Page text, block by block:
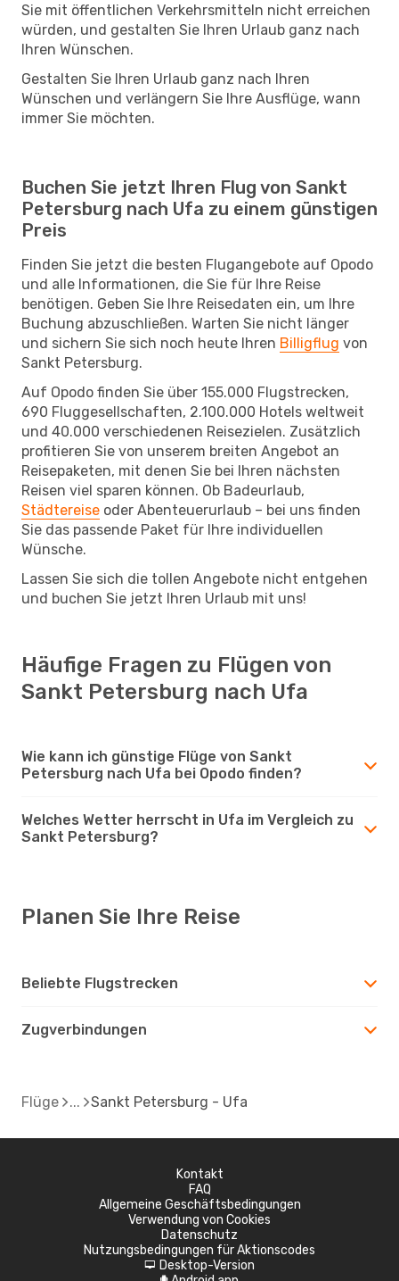
Sie mit öffentlichen Verkehrsmitteln nicht erreichen
würden, und gestalten Sie Ihren Urlaub ganz nach
Ihren Wünschen.
Gestalten Sie Ihren Urlaub ganz nach Ihren
Wünschen und verlängern Sie Ihre Ausflüge, wann
immer Sie möchten.
Buchen Sie jetzt Ihren Flug von Sankt
Petersburg nach Ufa zu einem günstigen
Preis
Finden Sie jetzt die besten Flugangebote auf Opodo
und alle Informationen, die Sie für Ihre Reise
benötigen. Geben Sie Ihre Reisedaten ein, um Ihre
Buchung abzuschließen. Warten Sie nicht länger
und sichern Sie sich noch heute Ihren Billigflug von
Sankt Petersburg.
Auf Opodo finden Sie über 155.000 Flugstrecken,
690 Fluggesellschaften, 2.100.000 Hotels weltweit
und 40.000 verschiedenen Reisezielen. Zusätzlich
profitieren Sie von unserem breiten Angebot an
Reisepaketen, mit denen Sie bei Ihren nächsten
Reisen viel sparen können. Ob Badeurlaub,
Städtereise oder Abenteuerurlaub – bei uns finden
Sie das passende Paket für Ihre individuellen
Wünsche.
Lassen Sie sich die tollen Angebote nicht entgehen
und buchen Sie jetzt Ihren Urlaub mit uns!
Häufige Fragen zu Flügen von
Sankt Petersburg nach Ufa
Wie kann ich günstige Flüge von Sankt
Petersburg nach Ufa bei Opodo finden?
Welches Wetter herrscht in Ufa im Vergleich zu
Sankt Petersburg?
Planen Sie Ihre Reise
Beliebte Flugstrecken
Zugverbindungen
Flüge Sankt Petersburg - Ufa
Kontakt
FAQ
Allgemeine Geschäftsbedingungen
Verwendung von Cookies
Datenschutz
Nutzungsbedingungen für Aktionscodes
d Desktop-Version